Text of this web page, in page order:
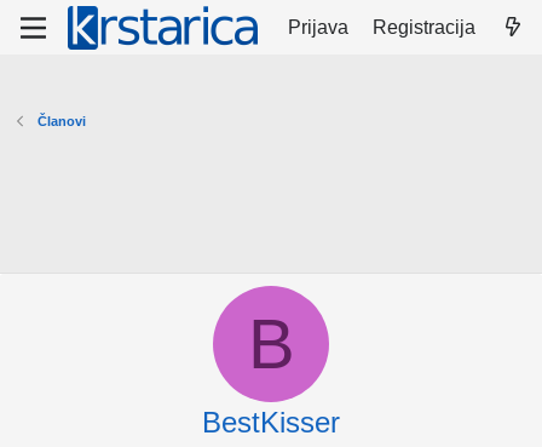
Prijava Registracija
Članovi
B
BestKisser